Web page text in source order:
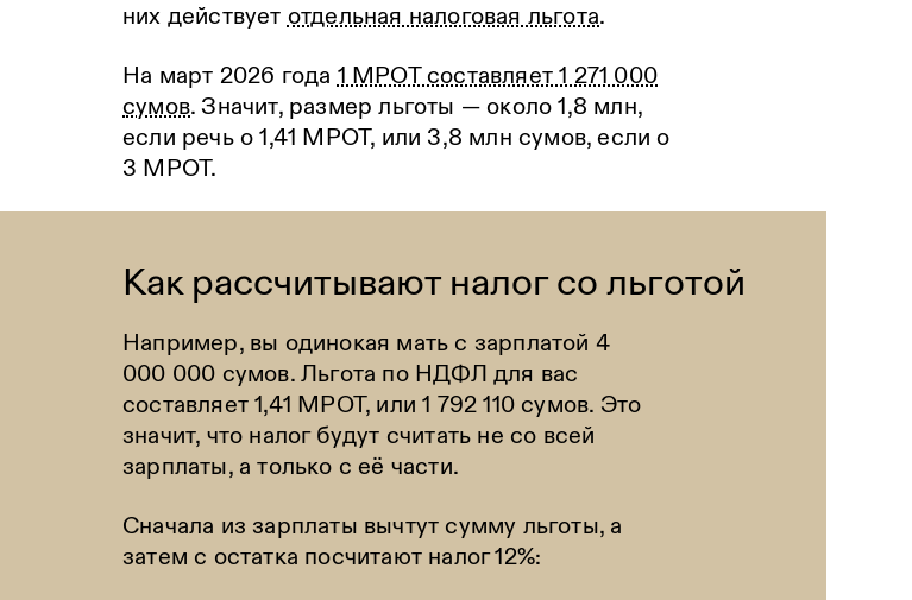
них действует отдельная налоговая льгота.
На март 2026 года 1 МРОТ составляет 1 271 000
сумов. Значит, размер льготы — около 1,8 млн,
если речь о 1,41 МРОТ, или 3,8 млн сумов, если о
3 МРОТ.
Как рассчитывают налог со льготой
Например, вы одинокая мать с зарплатой 4
000 000 сумов. Льгота по НДФЛ для вас
составляет 1,41 МРОТ, или 1 792 110 сумов. Это
значит, что налог будут считать не со всей
зарплаты, а только с её части.
Сначала из зарплаты вычтут сумму льготы, а
затем с остатка посчитают налог 12%: